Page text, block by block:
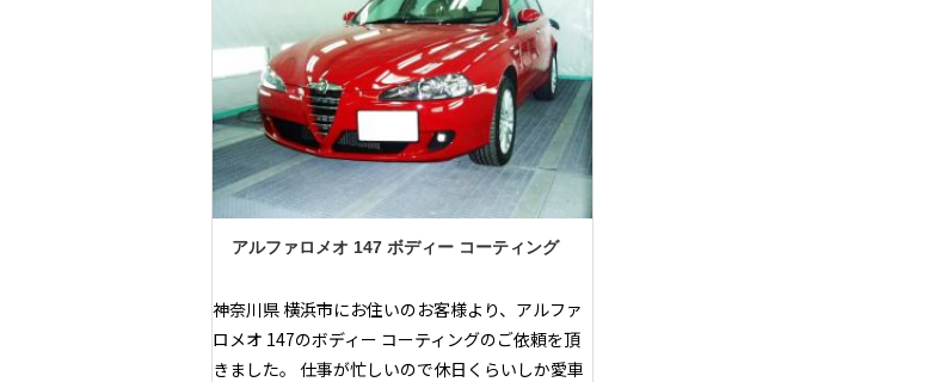
アルファロメオ 147 ボディー コーティング
神奈川県 横浜市にお住いのお客様より、アルファ
ロメオ 147のボディー コーティングのご依頼を頂
きました。 仕事が忙しいので休日くらいしか愛車